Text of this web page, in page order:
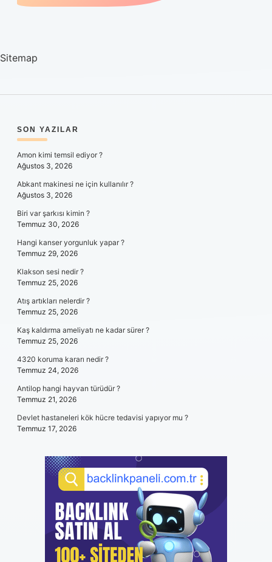
Sitemap
SIDEBAR
SON YAZILAR
Amon kimi temsil ediyor ?
Ağustos 3, 2026
Abkant makinesi ne için kullanılır ?
Ağustos 3, 2026
Biri var şarkısı kimin ?
Temmuz 30, 2026
Hangi kanser yorgunluk yapar ?
Temmuz 29, 2026
Klakson sesi nedir ?
Temmuz 25, 2026
Atış artıkları nelerdir ?
Temmuz 25, 2026
Kaş kaldırma ameliyatı ne kadar sürer ?
Temmuz 25, 2026
4320 koruma kararı nedir ?
Temmuz 24, 2026
Antilop hangi hayvan türüdür ?
Temmuz 21, 2026
Devlet hastaneleri kök hücre tedavisi yapıyor mu ?
Temmuz 17, 2026